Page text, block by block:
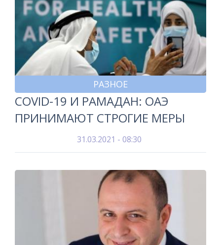
РАЗНОЕ
COVID-19 И РАМАДАН: ОАЭ
ПРИНИМАЮТ СТРОГИЕ МЕРЫ
31.03.2021 - 08:30